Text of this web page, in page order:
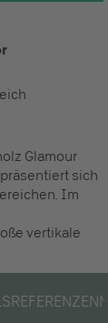
Glamour
sich
Im
vertikale
REFERENZEN